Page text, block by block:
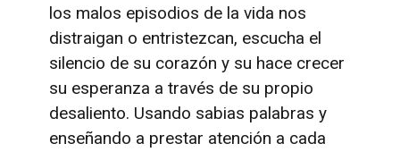
los malos episodios de la vida nos
distraigan o entristezcan, escucha el
silencio de su corazón y su hace crecer
su esperanza a través de su propio
desaliento. Usando sabias palabras y
enseñando a prestar atención a cada